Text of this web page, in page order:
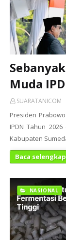
Muda
SUARATANICOM
Presiden
IPDN Tahun
Kabupaten
Baca
NASIONAL